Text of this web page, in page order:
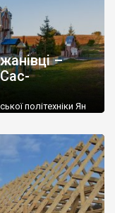
–
політехніки Ян
також автором
створив більш ніж
з його
і Святого
[…]